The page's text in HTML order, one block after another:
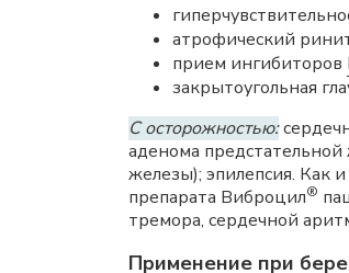
атрофический
прием ингибиторов
закрытоугольная
С осторожностью:
аденома
железы); эпилепсия. Как
препарата Виброцил®
тремора, сердечной
Применение при